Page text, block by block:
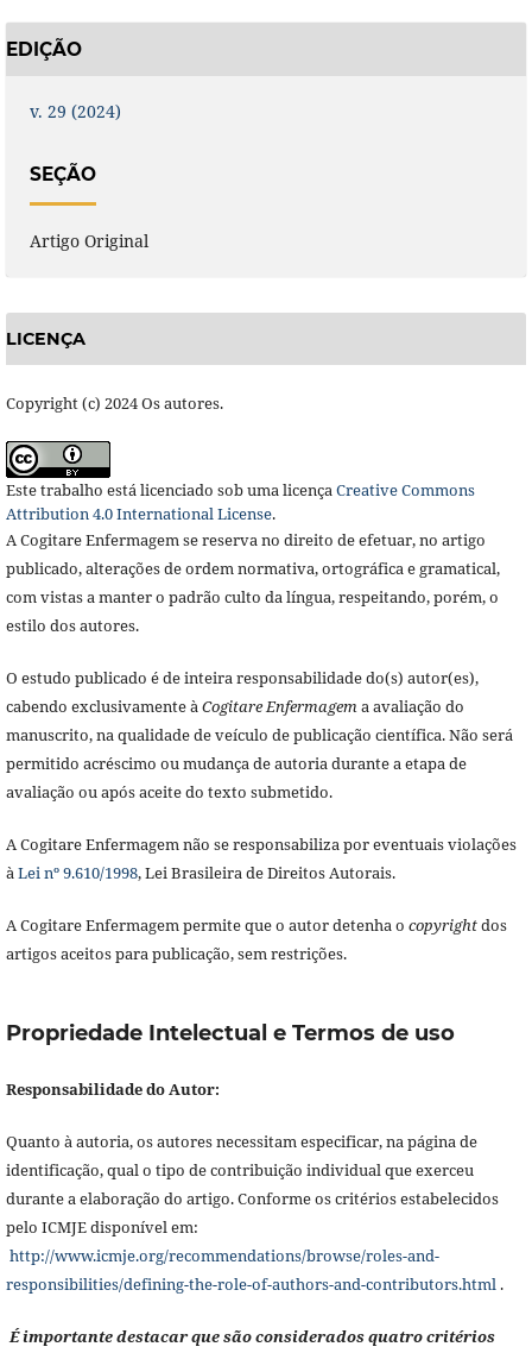
EDIÇÃO
v. 29 (2024)
SEÇÃO
Artigo Original
LICENÇA
Copyright (c) 2024 Os autores.
Este trabalho está licenciado sob uma licençaCreative Commons
Attribution 4.0 International License.
A Cogitare Enfermagem se reserva no direito de efetuar, no artigo
publicado, alterações de ordem normativa, ortográfica e gramatical,
com vistas a manter o padrão culto da língua, respeitando, porém, o
estilo dos autores.
O estudo publicado é de inteira responsabilidade do(s) autor(es),
cabendo exclusivamente àCogitare Enfermagema avaliação do
manuscrito, na qualidade de veículo de publicação científica. Não será
permitido acréscimo ou mudança de autoria durante a etapa de
avaliação ou após aceite do texto submetido.
A Cogitare Enfermagem não se responsabiliza por eventuais violações
àLei nº 9.610/1998, Lei Brasileira de Direitos Autorais.
A Cogitare Enfermagem permite que o autor detenha o copyrightdos
artigos aceitos para publicação, sem restrições.
Propriedade Intelectual e Termos de uso
Responsabilidade do Autor:
Quanto à autoria, os autores necessitam especificar, na página de
identificação, qual o tipo de contribuição individual que exerceu
durante a elaboração do artigo. Conforme os critérios estabelecidos
pelo ICMJE disponível em:
http://www.icmje.org/recommendations/browse/roles-and-
responsibilities/defining-the-role-of-authors-and-contributors.html.
É importante destacar que são considerados quatro critérios